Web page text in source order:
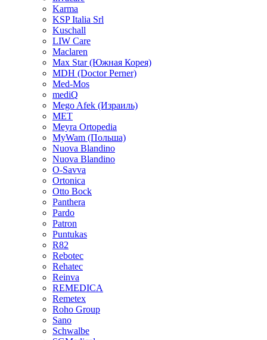
Karma
KSP Italia Srl
Kuschall
LIW Care
Maclaren
Max Star (Южная Корея)
MDH (Doctor Perner)
Med-Mos
mediQ
Mego Afek (Израиль)
MET
Meyra Ortopedia
MyWam (Польша)
Nuova Blandino
Nuova Blandino
O-Savva
Ortonica
Otto Bock
Panthera
Pardo
Patron
Puntukas
R82
Rebotec
Rehatec
Reinva
REMEDICA
Remetex
Roho Group
Sano
Schwalbe